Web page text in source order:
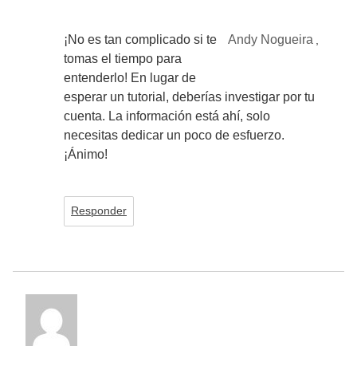
Andy Nogueira
¡No es tan complicado si te
tomas el tiempo para
entenderlo! En lugar de
esperar un tutorial, deberías investigar por tu
cuenta. La información está ahí, solo
necesitas dedicar un poco de esfuerzo.
¡Ánimo!
Responder